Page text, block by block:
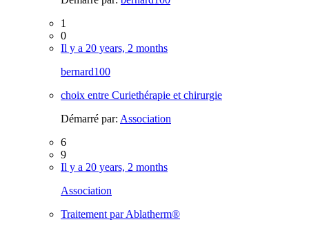
1
0
Il y a 20 years, 2 months
bernard100
choix entre Curiethérapie et chirurgie
Démarré par: Association
6
9
Il y a 20 years, 2 months
Association
Traitement par Ablatherm®